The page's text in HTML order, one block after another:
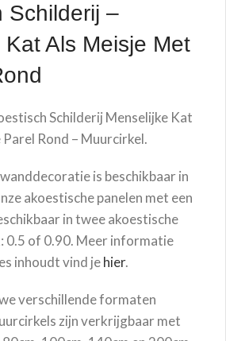
Schilderij –
Kat Als Meisje Met
Schilderij Menselijke Kat
Parel Rond – Muurcirkel.
is beschikbaar in
akoestische panelen met een
in twee akoestische
0.5 of 0.90. Meer informatie
inhoudt vind jehier.
verschillende formaten
zijn verkrijgbaar met